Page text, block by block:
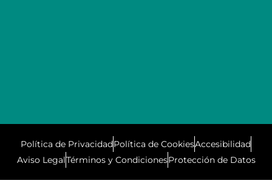
Política de PrivacidadPolítica de CookiesAccesibilidad
Aviso LegalTérminos y CondicionesProtección de Datos